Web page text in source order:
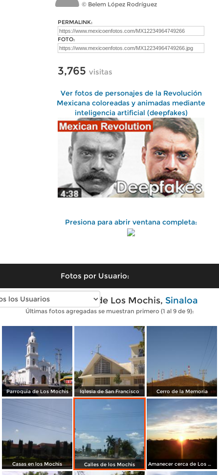
© Belem López Rodríguez
PERMALINK:
FOTO:
3,765 visitas
Ver fotos de personajes de la Revolución
Mexicana coloreadas y animadas mediante
inteligencia artificial (deepfakes)
Presiona para abrir ventana completa:
Fotos por Usuario:
Fotos modernas de Los Mochis, Sinaloa
Últimas fotos agregadas se muestran primero (1 al 9 de 9):
Parroquia de Los Mochis Iglesia de San Francisco Cerro de la Memoria
Casas en los Mochis Calles de los Mochis Amanecer cerca de Los Mochis